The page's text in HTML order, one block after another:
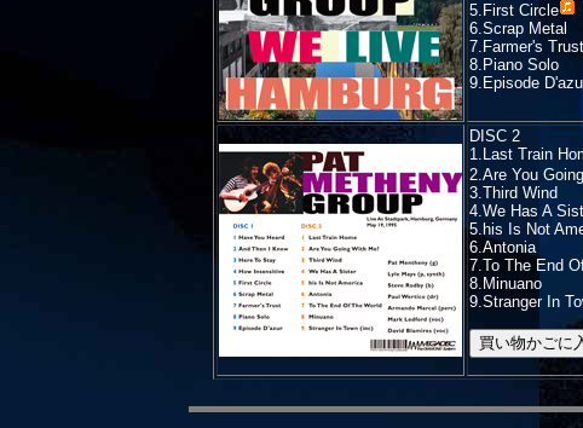
5. First Circle
6.Scrap Metal
7.Farmer's Trust
8.Piano Solo
9.Episode
DISC 2
1.Last Train
2.Are You
3.Third Wind
4.We Has A
5.his Is Not
6.Antonia
7.To The End
8.Minuano
9.Stranger In